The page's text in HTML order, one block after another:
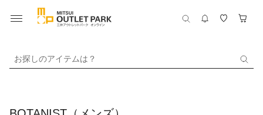
お探しのアイテムは？